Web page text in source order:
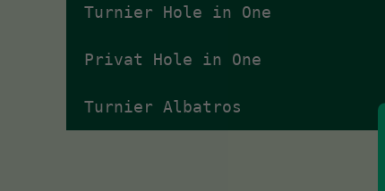
Turnier Hole in One
Privat Hole in One
Turnier Albatros